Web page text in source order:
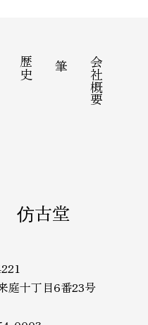
会社概要
筆
歴史
仿古堂
庭十丁目6番23号